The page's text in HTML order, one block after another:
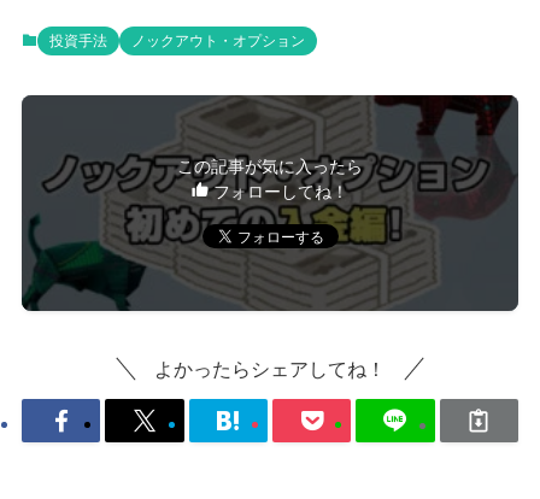
投資手法 ノックアウト・オプション
この記事が気に入ったら
フォローしてね！
よかったらシェアしてね！